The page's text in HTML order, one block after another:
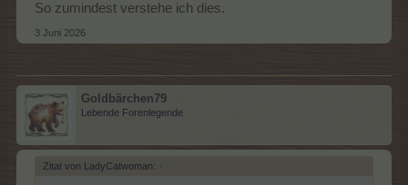
So zumindest verstehe ich dies.
3 Juni 2026
Goldbärchen79
Lebende Forenlegende
Zitat von LadyCatwoman: ↑